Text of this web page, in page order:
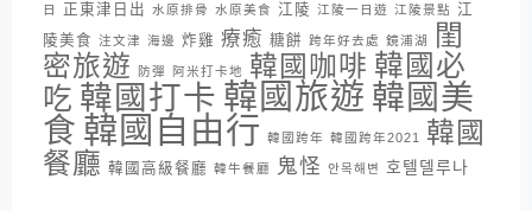
日
正東津日出 水原排骨 水原美食 江陵 江陵一日遊 江陵景點 江
陵美食 注文津 海邊 炸雞 療癒 糖餅 跨年好去處 鏡浦湖
閨
密旅遊
防彈 阿米打卡地 韓國咖啡 韓國必
吃 韓國打卡 韓國旅遊 韓國美
食 韓國自由行 韓國跨年 韓國跨年2021
韓國
餐廳 韓國高級餐廳 韓牛餐廳 鬼怪 안목해변 호텔델루나